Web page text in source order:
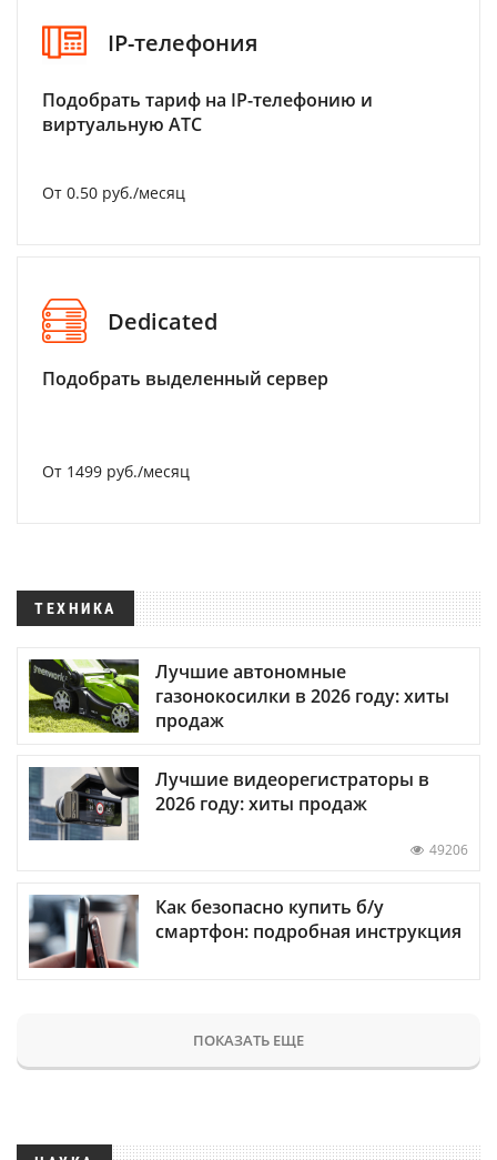
IP-телефония
Подобрать тариф на IP-телефонию и
виртуальную АТС
От 0.50 руб./месяц
Dedicated
Подобрать выделенный сервер
От 1499 руб./месяц
ТЕХНИКА
Лучшие автономные
газонокосилки в 2026 году: хиты
продаж
Лучшие видеорегистраторы в
2026 году: хиты продаж
49206
Как безопасно купить б/у
смартфон: подробная инструкция
ПОКАЗАТЬ ЕЩЕ